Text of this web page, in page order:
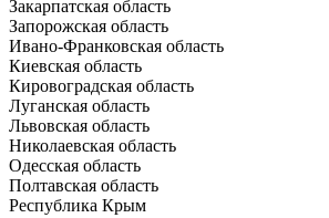
Закарпатская область
Запорожская область
Ивано-Франковская область
Киевская область
Кировоградская область
Луганская область
Львовская область
Николаевская область
Одесская область
Полтавская область
Республика Крым